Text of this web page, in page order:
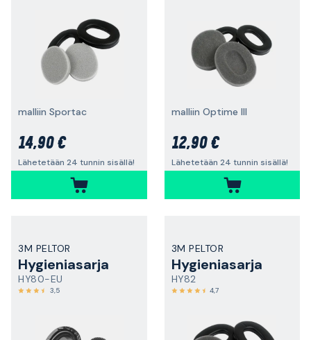
malliin Sportac
14,90 €
Lähetetään 24 tunnin sisällä!
malliin Optime III
12,90 €
Lähetetään 24 tunnin sisällä!
3M PELTOR
Hygieniasarja
HY80-EU
3,5
3M PELTOR
Hygieniasarja
HY82
4,7